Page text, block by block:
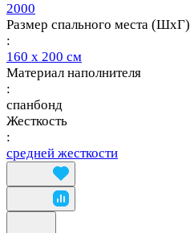
2000
Размер спального места (ШхГ)
:
160 х 200 см
Материал наполнителя
:
спанбонд
Жесткость
:
средней жесткости